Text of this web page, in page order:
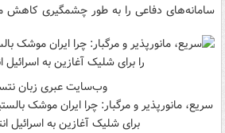
سامانه‌های دفاعی را به طور چشمگیری
وب‌سایت عبری زبان
سریع، مانورپذیر و مرگبار: چرا ایران موشک
برای شلیک آغازین به اسرائیل